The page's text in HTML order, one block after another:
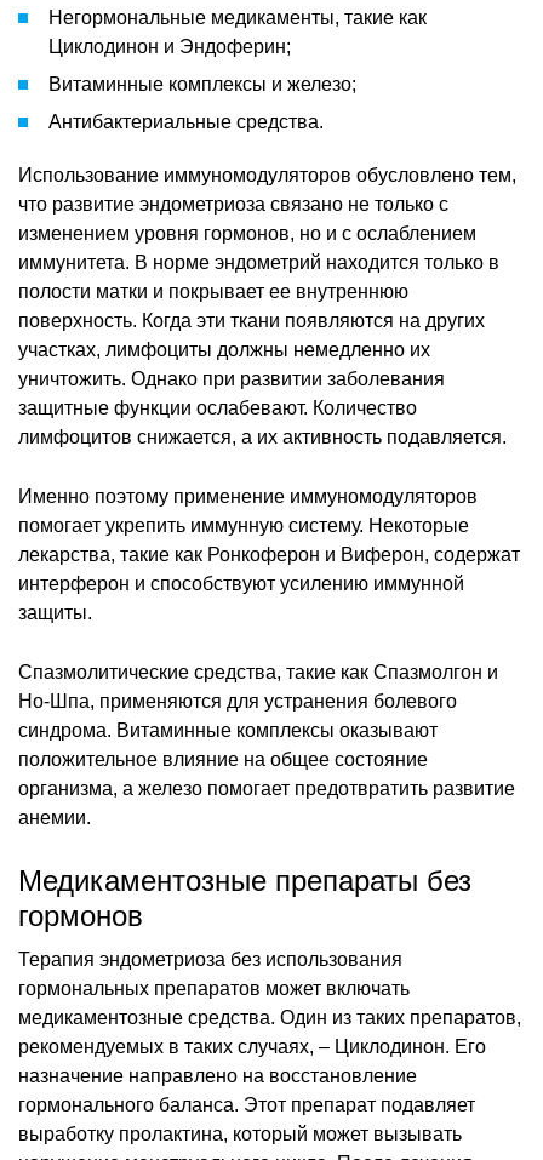
Негормональные медикаменты, такие как
Циклодинон и Эндоферин;
Витаминные комплексы и железо;
Антибактериальные средства.
Использование иммуномодуляторов обусловлено тем,
что развитие эндометриоза связано не только с
изменением уровня гормонов, но и с ослаблением
иммунитета. В норме эндометрий находится только в
полости матки и покрывает ее внутреннюю
поверхность. Когда эти ткани появляются на других
участках, лимфоциты должны немедленно их
уничтожить. Однако при развитии заболевания
защитные функции ослабевают. Количество
лимфоцитов снижается, а их активность подавляется.
Именно поэтому применение иммуномодуляторов
помогает укрепить иммунную систему. Некоторые
лекарства, такие как Ронкоферон и Виферон, содержат
интерферон и способствуют усилению иммунной
защиты.
Спазмолитические средства, такие как Спазмолгон и
Но-Шпа, применяются для устранения болевого
синдрома. Витаминные комплексы оказывают
положительное влияние на общее состояние
организма, а железо помогает предотвратить развитие
анемии.
Медикаментозные препараты без
гормонов
Терапия эндометриоза без использования
гормональных препаратов может включать
медикаментозные средства. Один из таких препаратов,
рекомендуемых в таких случаях, – Циклодинон. Его
назначение направлено на восстановление
гормонального баланса. Этот препарат подавляет
выработку пролактина, который может вызывать